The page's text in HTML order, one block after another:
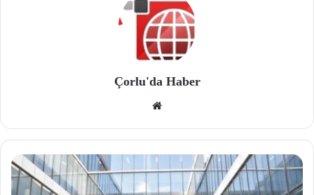
Çorlu'da Haber
site
si